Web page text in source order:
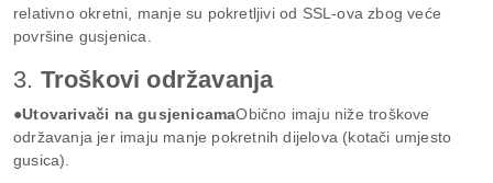
relativno okretni, manje su pokretljivi od SSL-ova zbog veće
površine gusjenica.
3. Troškovi održavanja
●Utovarivači na gusjenicamaObično imaju niže troškove
održavanja jer imaju manje pokretnih dijelova (kotači umjesto
gusica).